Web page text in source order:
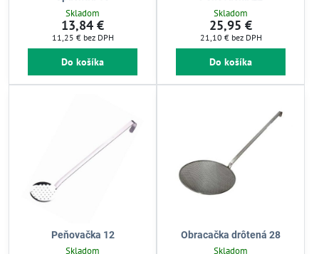
Skladom
13,84 €
11,25 € bez DPH
Do košíka
Skladom
25,95 €
21,10 € bez DPH
Do košíka
Peňovačka 12
Skladom
Obracačka drôtená 28
Skladom